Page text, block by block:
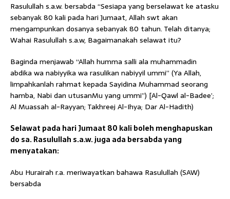
Rasulullah s.a.w. bersabda “Sesiapa yang berselawat ke atasku
sebanyak 80 kali pada hari Jumaat, Allah swt akan
mengampunkan dosanya sebanyak 80 tahun. Telah ditanya;
Wahai Rasulullah s.a.w, Bagaimanakah selawat itu?
Baginda menjawab “Allah humma salli ala muhammadin
abdika wa nabiyyika wa rasulikan nabiyyil ummi” (Ya Allah,
limpahkanlah rahmat kepada Sayidina Muhammad seorang
hamba, Nabi dan utusanMu yang ummi”) [Al-Qawl al-Badee’;
Al Muassah al-Rayyan; Takhreej Al-Ihya; Dar Al-Hadith)
Selawat pada hari Jumaat 80 kali boleh menghapuskan
do sa. Rasulullah s.a.w. juga ada bersabda yang
menyatakan:
Abu Hurairah r.a. meriwayatkan bahawa Rasulullah (SAW)
bersabda